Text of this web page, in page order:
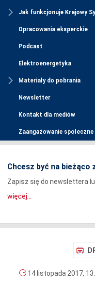
Jak funkcjonuje Krajowy
Opracowania eksperckie
Podcast
Elektroenergetyka
Materiały do pobrania
Newsletter
Kontakt dla mediów
Zaangażowanie społeczne
Chcesz być na bieżąco
Zapisz się do newslettera
więcej...
14 listopada 2017,